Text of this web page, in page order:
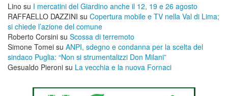
Lino su I mercatini del Giardino anche il 12, 19 e 26 agosto
RAFFAELLO DAZZINI su ​Copertura mobile e TV nella Val di Lima;
si chiede l’azione del comune
Roberto Corsini su Scossa di terremoto
Simone Tomei su ANPI, sdegno e condanna per la scelta del
sindaco Puglia: “Non si strumentalizzi Don Milani”
Gesualdo Pieroni su La vecchia e la nuova Fornaci